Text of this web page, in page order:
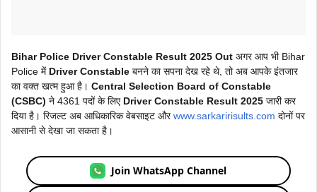
Bihar Police Driver Constable Result 2025 Out अगर आप भी Bihar
Police में Driver Constable बनने का सपना देख रहे थे, तो अब आपके इंतजार
का वक्त खत्म हुआ है। Central Selection Board of Constable
(CSBC) ने 4361 पदों के लिए Driver Constable Result 2025 जारी कर
दिया है। रिजल्ट अब आधिकारिक वेबसाइट औरwww.sarkaririsults.com दोनों पर
आसानी से देखा जा सकता है।
Join WhatsApp Channel